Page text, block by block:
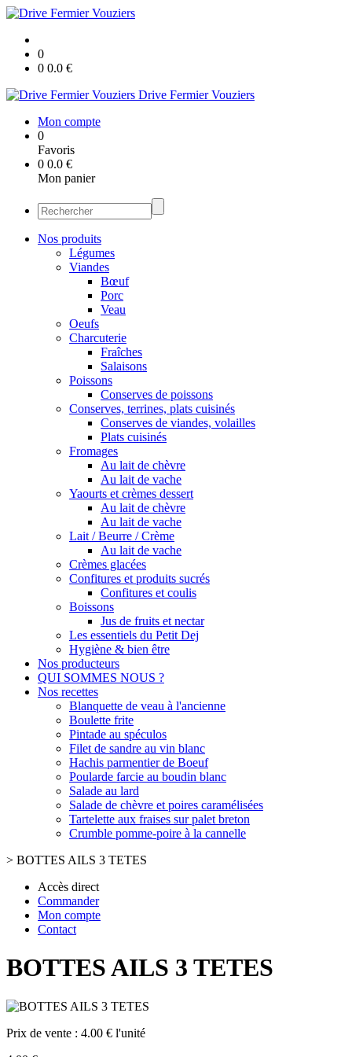
0
0 0.0 €
Drive Fermier Vouziers
Mon compte
0
Favoris
0 0.0 €
Mon panier
Nos produits
Légumes
Viandes
Bœuf
Porc
Veau
Oeufs
Charcuterie
Fraîches
Salaisons
Poissons
Conserves de poissons
Conserves, terrines, plats cuisinés
Conserves de viandes, volailles
Plats cuisinés
Fromages
Au lait de chèvre
Au lait de vache
Yaourts et crèmes dessert
Au lait de chèvre
Au lait de vache
Lait / Beurre / Crème
Au lait de vache
Crèmes glacées
Confitures et produits sucrés
Confitures et coulis
Boissons
Jus de fruits et nectar
Les essentiels du Petit Dej
Hygiène & bien être
Nos producteurs
QUI SOMMES NOUS ?
Nos recettes
Blanquette de veau à l'ancienne
Boulette frite
Pintade au spéculos
Filet de sandre au vin blanc
Hachis parmentier de Boeuf
Poularde farcie au boudin blanc
Salade au lard
Salade de chèvre et poires caramélisées
Tartelette aux fraises sur palet breton
Crumble pomme-poire à la cannelle
> BOTTES AILS 3 TETES
Accès direct
Commander
Mon compte
Contact
BOTTES AILS 3 TETES
Prix de vente : 4.00 € l'unité